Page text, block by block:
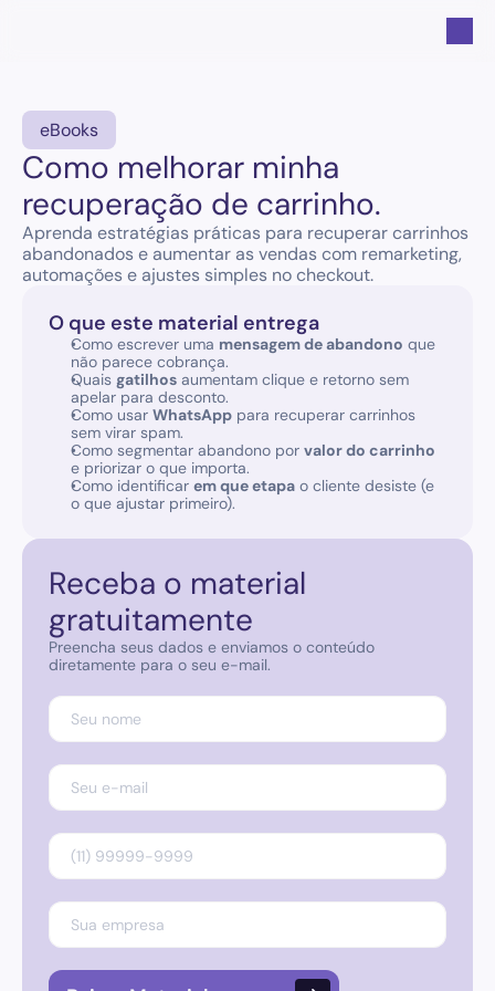
eBooks
Como melhorar minha
recuperação de carrinho.
Aprenda estratégias práticas para recuperar carrinhos
abandonados e aumentar as vendas com remarketing,
automações e ajustes simples no checkout.
O que este material entrega
Como escrever uma mensagem de abandono que
não parece cobrança.
Quais gatilhos aumentam clique e retorno sem
apelar para desconto.
Como usar WhatsApp para recuperar carrinhos
sem virar spam.
Como segmentar abandono por valor do carrinho
e priorizar o que importa.
Como identificar em que etapa o cliente desiste (e
o que ajustar primeiro).
Receba o material
gratuitamente
Preencha seus dados e enviamos o conteúdo
diretamente para o seu e-mail.